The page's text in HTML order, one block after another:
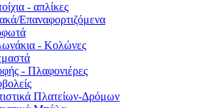
- απλίκες
Επαναφορτιζόμενα
- Κολώνες
- Πλαφονιέρες
Πλατείων-Δρόμων